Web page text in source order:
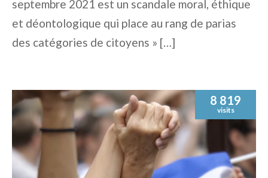
septembre 2021 est un scandale moral, éthique
et déontologique qui place au rang de parias
des catégories de citoyens » […]
8 819
visits